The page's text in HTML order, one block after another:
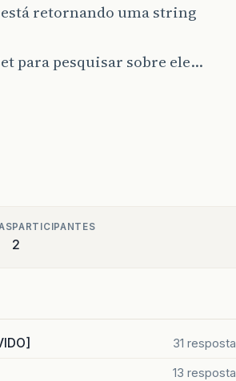
retornando uma string
para pesquisar sobre ele…
PARTICIPANTES
2
31
13